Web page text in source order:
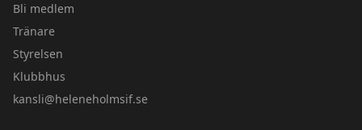
Bli medlem
Tränare
Styrelsen
Klubbhus
kansli@heleneholmsif.se